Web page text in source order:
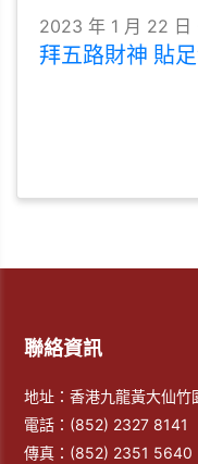
2023 年 1 月 22
拜五路財神 貼
聯絡資訊
地址：香港九龍黃大仙竹
電話： (852) 2327 8141
傳真： (852) 2351 5640